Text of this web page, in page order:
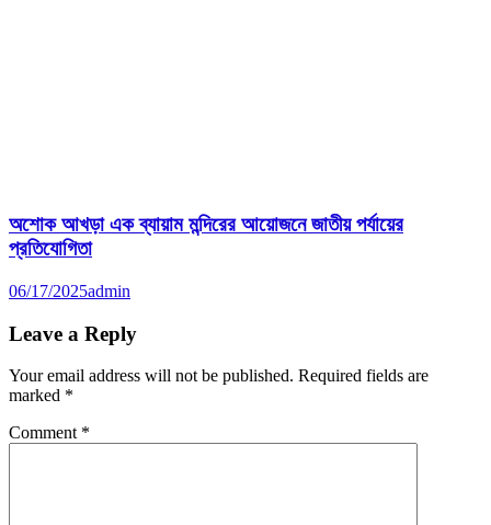
অশোক আখড়া এক ব্যায়াম মন্দিরের আয়োজনে জাতীয় পর্যায়ের
প্রতিযোগিতা
06/17/2025admin
Leave a Reply
Your email address will not be published. Required fields are
marked *
Comment *